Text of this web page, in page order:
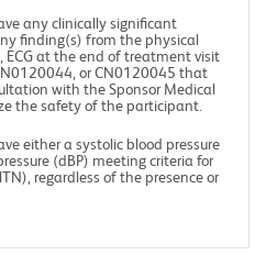
any clinically significant
finding(s) from the physical
ECG at the end of treatment visit
or CN0120045 that
with the Sponsor Medical
the safety of the participant.
either a systolic blood pressure
(dBP) meeting criteria for
regardless of the presence or